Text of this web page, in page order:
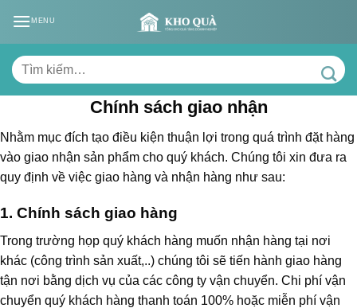
MENU
Tìm
kiếm:
Chính sách giao nhận
Nhằm mục đích tạo điều kiện thuận lợi trong quá trình đặt hàng
vào giao nhận sản phẩm cho quý khách. Chúng tôi xin đưa ra
quy định về việc giao hàng và nhận hàng như sau:
1. Chính sách giao hàng
Trong trường họp quý khách hàng muốn nhận hàng tại nơi
khác (công trình sản xuất,..) chúng tôi sẽ tiến hành giao hàng
tận nơi bằng dịch vụ của các công ty vận chuyển. Chi phí vận
chuyển quý khách hàng thanh toán 100% hoặc miễn phí vận